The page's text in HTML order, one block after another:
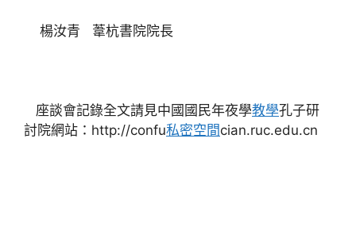
楊汝青 葦杭書院院長
座談會記錄全文請見中國國民年夜學教學孔子研
討院網站：http://confu私密空間cian.ruc.edu.cn